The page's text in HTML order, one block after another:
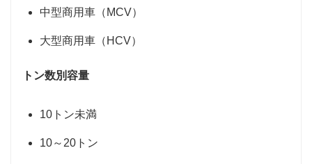
中型商用車（MCV）
大型商用車（HCV）
トン数別容量
10トン未満
10～20トン